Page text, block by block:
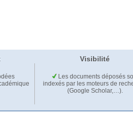
Visibilité
Les documents déposés
indexés par les moteurs de
(Google Scholar,…).